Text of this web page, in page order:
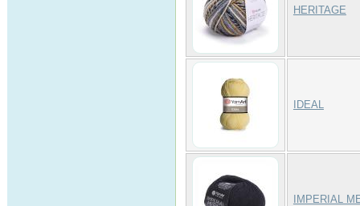
HERITAGE
IDEAL
IMPERIAL